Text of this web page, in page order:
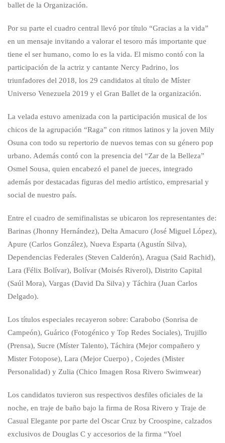
ballet de la Organización.
Por su parte el cuadro central llevó por título “Gracias a la vida”
en un mensaje invitando a valorar el tesoro más importante que
tiene el ser humano, como lo es la vida. El mismo contó con la
participación de la actriz y cantante Nercy Padrino, los
triunfadores del 2018, los 29 candidatos al título de Míster
Universo Venezuela 2019 y el Gran Ballet de la organización.
La velada estuvo amenizada con la participación musical de los
chicos de la agrupación “Raga” con ritmos latinos y la joven Mily
Osuna con todo su repertorio de nuevos temas con su género pop
urbano. Además contó con la presencia del “Zar de la Belleza”
Osmel Sousa, quien encabezó el panel de jueces, integrado
además por destacadas figuras del medio artístico, empresarial y
social de nuestro país.
Entre el cuadro de semifinalistas se ubicaron los representantes de:
Barinas (Jhonny Hernández), Delta Amacuro (José Miguel López),
Apure (Carlos González), Nueva Esparta (Agustín Silva),
Dependencias Federales (Steven Calderón), Aragua (Said Rachid),
Lara (Félix Bolívar), Bolívar (Moisés Riverol), Distrito Capital
(Saúl Mora), Vargas (David Da Silva) y Táchira (Juan Carlos
Delgado).
Los títulos especiales recayeron sobre: Carabobo (Sonrisa de
Campeón), Guárico (Fotogénico y Top Redes Sociales), Trujillo
(Prensa), Sucre (Míster Talento), Táchira (Mejor compañero y
Mister Fotopose), Lara (Mejor Cuerpo) , Cojedes (Mister
Personalidad) y Zulia (Chico Imagen Rosa Rivero Swimwear)
Los candidatos tuvieron sus respectivos desfiles oficiales de la
noche, en traje de baño bajo la firma de Rosa Rivero y Traje de
Casual Elegante por parte del Oscar Cruz by Croospine, calzados
exclusivos de Douglas C y accesorios de la firma “Yoel